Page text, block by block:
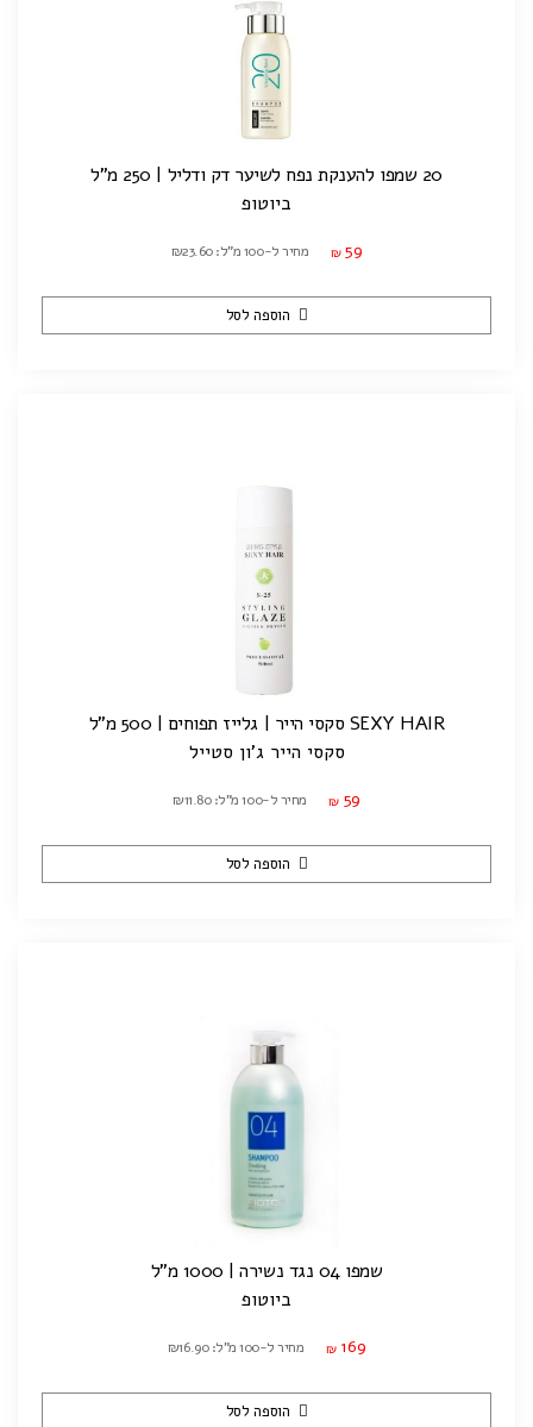
20 שמפו להענקת נפח לשיער דק ודליל | 250 מ"ל
ביוטופ
₪ 59 מחיר ל-100 מ"ל: ₪23.60
הוספה לסל
SEXY HAIR סקסי הייר | גלייז תפוחים | 500 מ"ל
סקסי הייר ג'ון סטייל
₪ 59 מחיר ל-100 מ"ל: ₪11.80
הוספה לסל
שמפו 04 נגד נשירה | 1000 מ"ל
ביוטופ
₪ 169 מחיר ל-100 מ"ל: ₪16.90
הוספה לסל